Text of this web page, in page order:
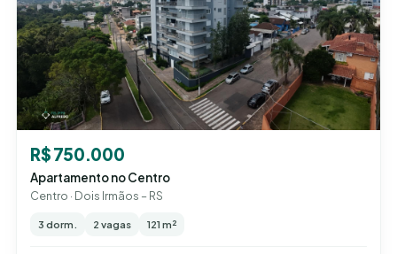
R$ 750.000
Apartamento no Centro
Centro · Dois Irmãos – RS
3 dorm. 2 vagas 121 m²